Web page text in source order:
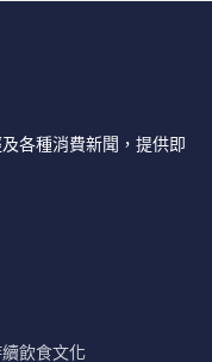
各種消費新聞，提供即
飲食文化